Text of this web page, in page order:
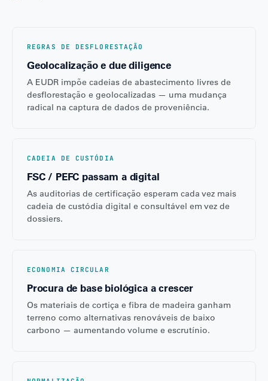
REGRAS DE DESFLORESTAÇÃO
Geolocalização e due diligence
A EUDR impõe cadeias de abastecimento livres de
desflorestação e geolocalizadas — uma mudança
radical na captura de dados de proveniência.
CADEIA DE CUSTÓDIA
FSC / PEFC passam a digital
As auditorias de certificação esperam cada vez mais
cadeia de custódia digital e consultável em vez de
dossiers.
ECONOMIA CIRCULAR
Procura de base biológica a crescer
Os materiais de cortiça e fibra de madeira ganham
terreno como alternativas renováveis de baixo
carbono — aumentando volume e escrutínio.